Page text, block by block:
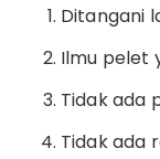
Ditangani
Ilmu pelet
Tidak ada
Tidak ada